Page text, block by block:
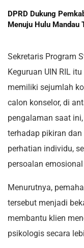
DPRD Dukung
Menuju Hulu Mandau
Sekretaris Program
Keguruan UIN RIL
memiliki sejumlah
calon konselor, di
pengalaman saat ini,
terhadap pikiran dan
perhatian individu,
persoalan
Menurutnya,
tersebut menjadi
membantu klien
psikologis secara